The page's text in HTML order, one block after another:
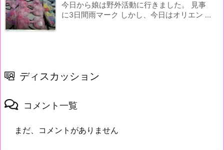
今日から娘は野外活動に行きました。 見事
に3日間雨マーク しかし、今日はオリエン ...
ディスカッション
コメント一覧
まだ、コメントがありません